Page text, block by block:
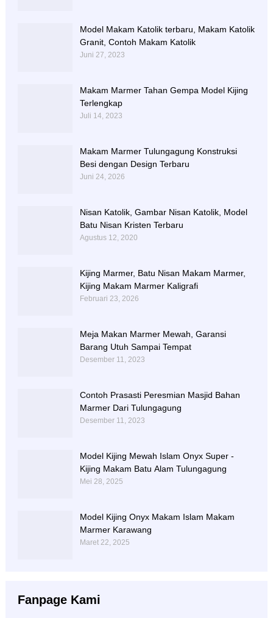
Model Makam Katolik terbaru, Makam Katolik
Granit, Contoh Makam Katolik
Juni 27, 2023
Makam Marmer Tahan Gempa Model Kijing
Terlengkap
Juli 14, 2023
Makam Marmer Tulungagung Konstruksi
Besi dengan Design Terbaru
Juni 24, 2026
Nisan Katolik, Gambar Nisan Katolik, Model
Batu Nisan Kristen Terbaru
Agustus 12, 2020
Kijing Marmer, Batu Nisan Makam Marmer,
Kijing Makam Marmer Kaligrafi
Februari 23, 2026
Meja Makan Marmer Mewah, Garansi
Barang Utuh Sampai Tempat
Desember 11, 2023
Contoh Prasasti Peresmian Masjid Bahan
Marmer Dari Tulungagung
Desember 11, 2023
Model Kijing Mewah Islam Onyx Super -
Kijing Makam Batu Alam Tulungagung
Mei 28, 2025
Model Kijing Onyx Makam Islam Makam
Marmer Karawang
Maret 22, 2025
Fanpage Kami